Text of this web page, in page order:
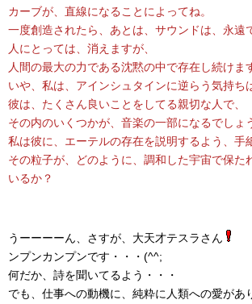
カーブが、直線になることによってね。
一度創造されたら、あとは、サウンドは、永遠
人にとっては、消えますが、
人間の最大の力である沈黙の中で存在し続けま
いや、私は、アインシュタインに逆らう気持ち
彼は、たくさん良いことをしてる親切な人で、
その内のいくつかが、音楽の一部になるでしょ
私は彼に、エーテルの存在を説明するよう、手
その粒子が、どのように、調和した宇宙で保た
いるか？
うーーーーん、さすが、大天才テスラさん
ンプンカンプンです・・・(^^;ゞ
何だか、詩を聞いてるよう・・・
でも、仕事への動機に、純粋に人類への愛があ